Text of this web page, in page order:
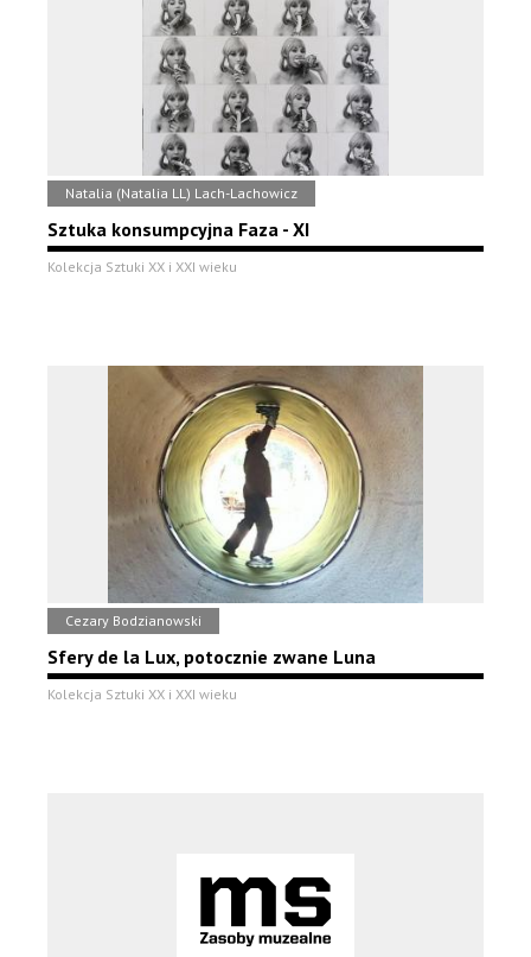
Natalia (Natalia LL) Lach-Lachowicz
Sztuka konsumpcyjna Faza - XI
Kolekcja Sztuki XX i XXI wieku
Cezary Bodzianowski
Sfery de la Lux, potocznie zwane Luna
Kolekcja Sztuki XX i XXI wieku